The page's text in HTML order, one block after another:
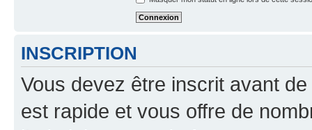
INSCRIPTION
Vous devez être inscrit avant
est rapide et vous offre de